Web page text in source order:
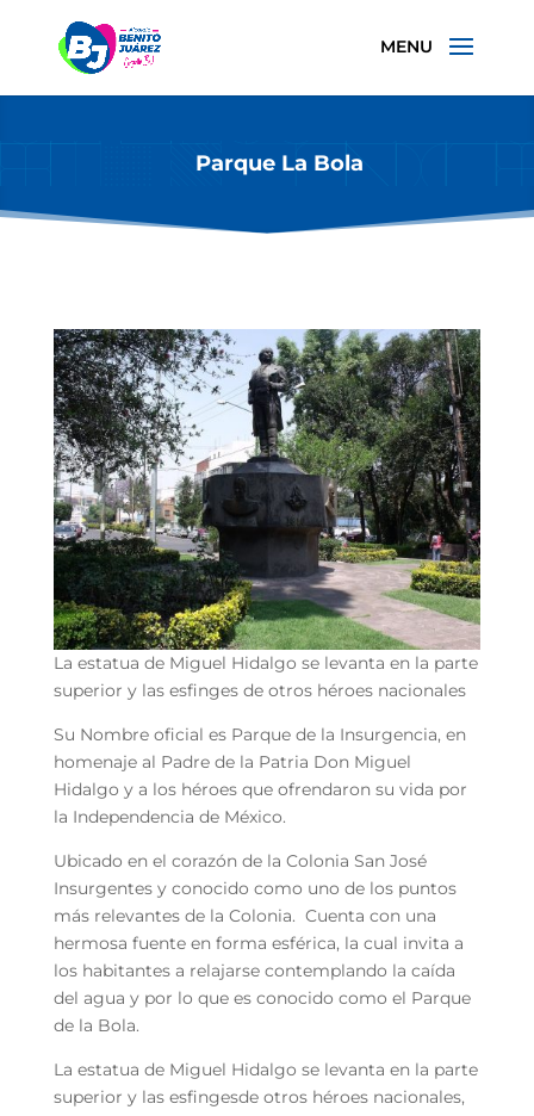
Parque La Bola
La estatua de Miguel Hidalgo se levanta en la parte
superior y las esfinges de otros héroes nacionales
Su Nombre oficial es Parque de la Insurgencia, en
homenaje al Padre de la Patria Don Miguel
Hidalgo y a los héroes que ofrendaron su vida por
la Independencia de México.
Ubicado en el corazón de la Colonia San José
Insurgentes y conocido como uno de los puntos
más relevantes de la Colonia. Cuenta con una
hermosa fuente en forma esférica, la cual invita a
los habitantes a relajarse contemplando la caída
del agua y por lo que es conocido como el Parque
de la Bola.
La estatua de Miguel Hidalgo se levanta en la parte
superior y las esfingesde otros héroes nacionales,